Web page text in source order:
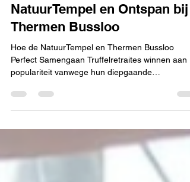
Truffelretraite bij de
NatuurTempel en Ontspan bij
Thermen Bussloo
Hoe de NatuurTempel en Thermen Bussloo
populariteit vanwege hun diepgaande